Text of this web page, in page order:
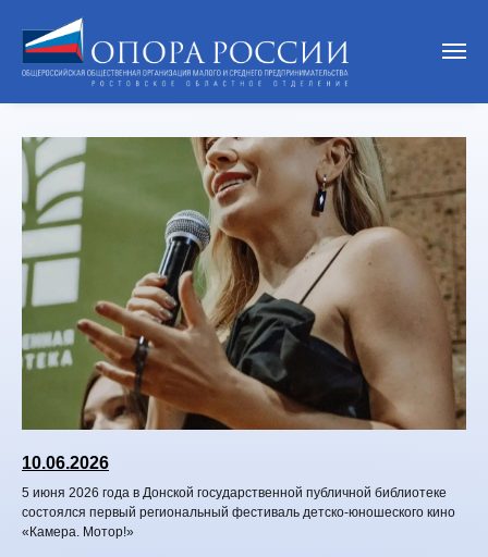
НОВОСТИ
10.06.2026
5 июня 2026 года в Донской государственной публичной библиотеке
состоялся первый региональный фестиваль детско-юношеского кино
«Камера. Мотор!»